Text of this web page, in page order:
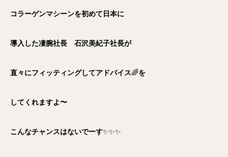
コラーゲンマシーンを初めて日本に
導入した凄腕社長 石沢美紀子社長が
直々にフィッティングしてアドバイス🌈を
してくれますよ〜
こんなチャンスはないでーす✨✨✨